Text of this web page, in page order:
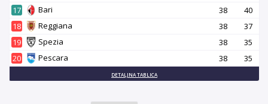
17
Bari 38
40
18
Reggiana 38
37
19
Spezia 38
35
20
Pescara 38 35
DETALJNA TABLICA